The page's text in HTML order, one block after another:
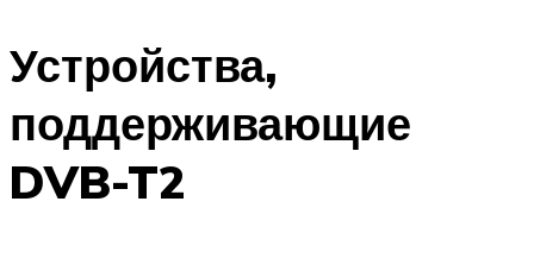
Устройства,
поддерживающие
DVB-T2